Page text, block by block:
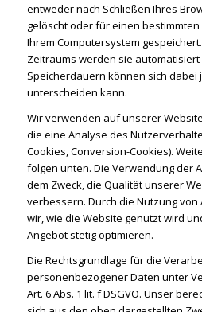
entweder nach Schließen Ihres
gelöscht oder für einen
Ihrem Computersystem
Zeitraums werden sie automatisiert
Speicherdauern können sich dabei
unterscheiden kann.
Wir verwenden auf unserer
die eine Analyse des
Cookies, Conversion-Cookies).
folgen unten. Die Verwendung der
dem Zweck, die Qualität unserer
verbessern. Durch die Nutzung
wir, wie die Website genutzt wird
Angebot stetig optimieren.
Die Rechtsgrundlage für die
personenbezogener Daten unter
Art. 6 Abs. 1 lit. f DSGVO. Unser